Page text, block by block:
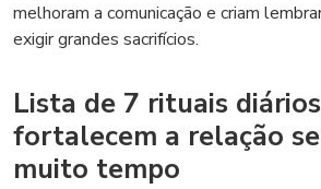
melhoram a comunicação e criam
exigir grandes sacrifícios.
Lista de 7 rituais
fortalecem a relação
muito tempo